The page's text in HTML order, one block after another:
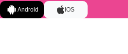
Android iOS